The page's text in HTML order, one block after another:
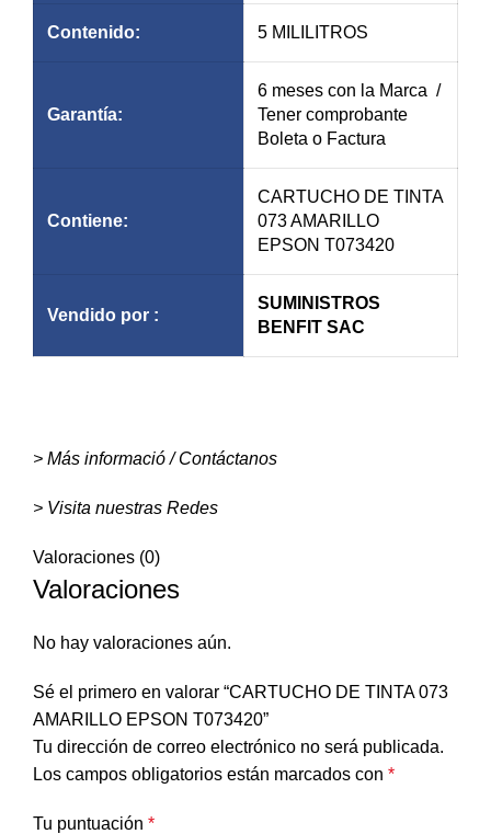
Contenido: 5 MILILITROS
Garantía:
6 meses con la Marca /
Tener comprobante
Boleta o Factura
Contiene:
CARTUCHO DE TINTA
073 AMARILLO
EPSON T073420
Vendido por :
SUMINISTROS
BENFIT SAC
> Más informació / Contáctanos
> Visita nuestras Redes
Valoraciones (0)
Valoraciones
No hay valoraciones aún.
Sé el primero en valorar “CARTUCHO DE TINTA 073
AMARILLO EPSON T073420”
Tu dirección de correo electrónico no será publicada.
Los campos obligatorios están marcados con *
Tu puntuación *